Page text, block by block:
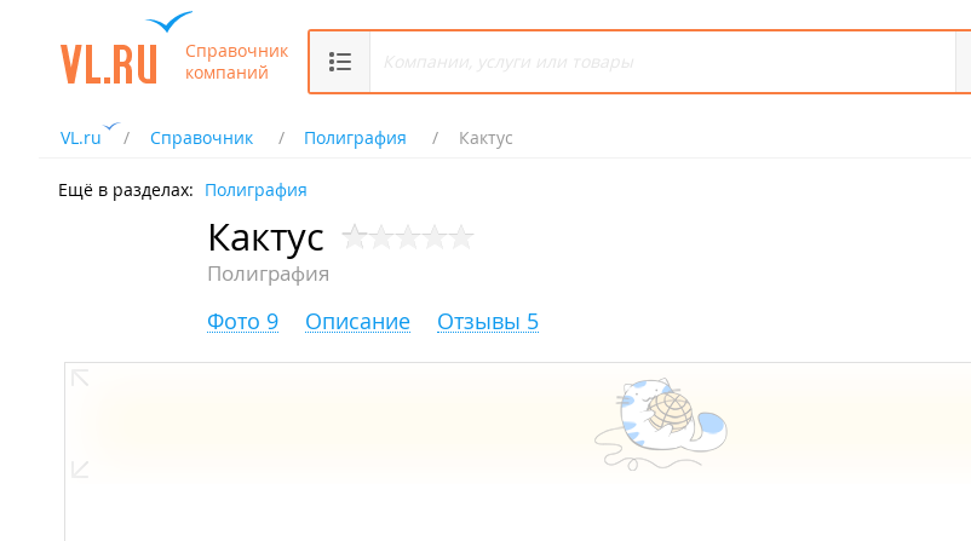
Справочник
компаний
VL.ru Справочник Полиграфия Кактус
Ещё в разделах: Полиграфия
Кактус
Полиграфия
Фото 9 Описание Отзывы 5